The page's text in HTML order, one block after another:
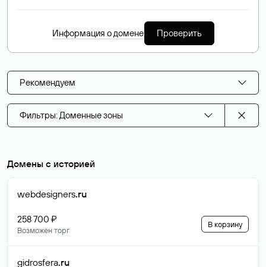
Информация о домене Проверить
Рекомендуем
Фильтры: Доменные зоны
Домены с историей
webdesigners.ru
258 700 ₽
Возможен торг
В корзину
gidrosfera.ru